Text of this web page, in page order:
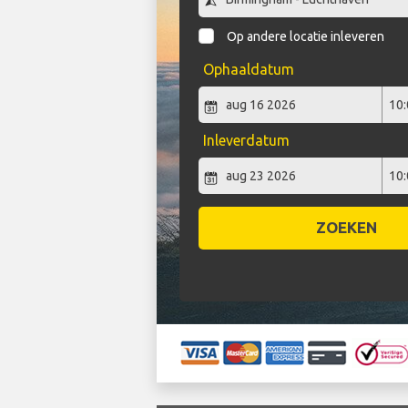
Op andere locatie inleveren
Ophaaldatum
Inleverdatum
ZOEKEN